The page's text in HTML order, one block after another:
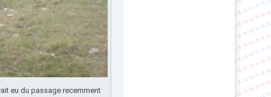
eu du passage recemment